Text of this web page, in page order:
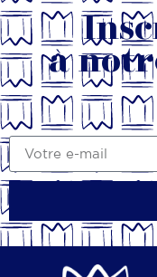
à